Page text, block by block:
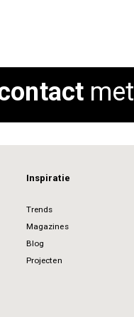
Inspiratie
Trends
Magazines
Blog
Projecten